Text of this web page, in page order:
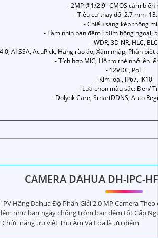
- 2MP @1/2.9" CMOS cảm biến
- Tiêu cự thay đổi 2.7
- Chiếu sáng kép thông
- Tầm nhìn ban đêm : 50m hồng ngoại,
- WDR, 3D NR, HLC, BLC
AI SSA, AcuPick, Hàng rào ảo, Xâm nhập, Phân
- Tích hợp MIC, Hỗ trợ thẻ nhớ lên
- 12VDC, PoE
- Kim loại, IP67, IK10
- Lựa chọn màu sắc: Đen/
- Dolynk Care, SmartDDNS, Auto
CAMERA DAHUA DH-IPC-
PV Hãng Dahua Độ Phân Giải 2.0 MP Camera
như ban ngày chống trộm ban đêm tốt Cấp
năng ưu việt Thu Âm Và Loa là ưu điểm